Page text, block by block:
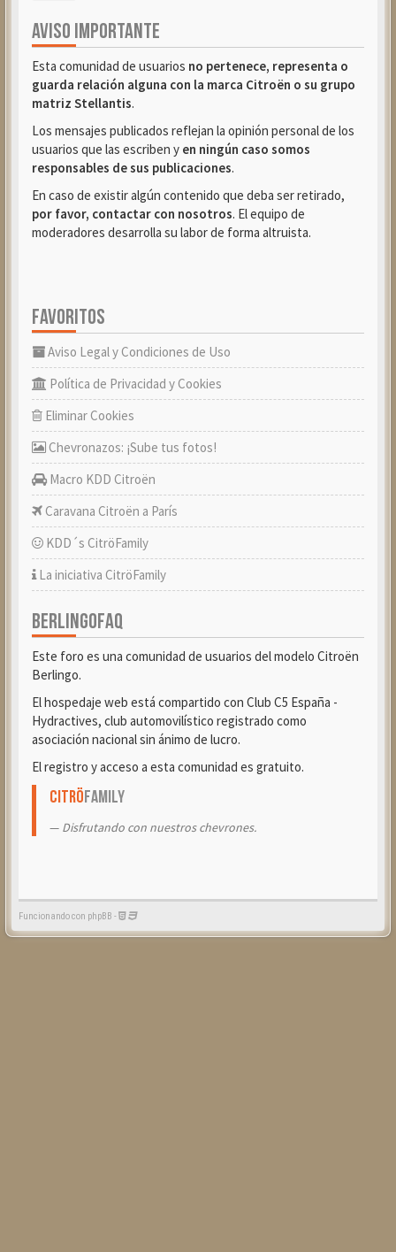
AVISO IMPORTANTE
Esta comunidad de usuarios no pertenece, representa o
guarda relación alguna con la marca Citroën o su grupo
matriz Stellantis.
Los mensajes publicados reflejan la opinión personal de los
usuarios que las escriben y en ningún caso somos
responsables de sus publicaciones.
En caso de existir algún contenido que deba ser retirado,
por favor, contactar con nosotros. El equipo de
moderadores desarrolla su labor de forma altruista.
FAVORITOS
Aviso Legal y Condiciones de Uso
Política de Privacidad y Cookies
Eliminar Cookies
Chevronazos: ¡Sube tus fotos!
Macro KDD Citroën
Caravana Citroën a París
KDD´s CitröFamily
La iniciativa CitröFamily
BERLINGOFAQ
Este foro es una comunidad de usuarios del modelo Citroën
Berlingo.
El hospedaje web está compartido con Club C5 España -
Hydractives, club automovilístico registrado como
asociación nacional sin ánimo de lucro.
El registro y acceso a esta comunidad es gratuito.
CitröFamily
Disfrutando con nuestros chevrones.
Funcionando con phpBB -